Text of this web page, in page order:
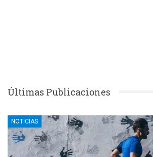
Últimas Publicaciones
NOTICIAS